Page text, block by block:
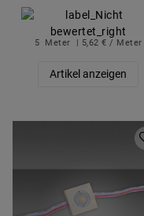
5 Meter | 5,62 € / Meter
Artikel anzeigen